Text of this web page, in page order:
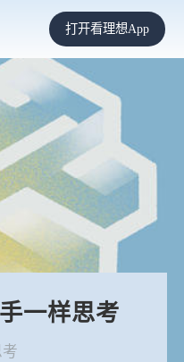
打开看理想App
一样思考